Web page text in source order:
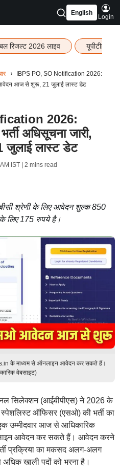
English
Login
रिजल्ट 2026 लाइव यूपीटीईटी
IBPS PO, SO Notification 2026:
आवेदन आज से शुरू, 21 जुलाई लास्ट डेट
2026:
अधिसूचना जारी,
लास्ट डेट
IST| 2 mins read
श्रेणी के लिए आवेदन शुल्क 850
के लिए 175 रुपये है।
के माध्यम से ऑनलाइन आवेदन कर सकते हैं।
वेबसाइट)
सिलेक्शन (आईबीपीएस) ने 2026 के
ऑफिसर (एसओ) की भर्ती का
उम्मीदवार आज से आधिकारिक
आवेदन कर सकते हैं। आवेदन करने
प्रक्रिया का मकसद अलग-अलग
खाली पदों को भरना है।